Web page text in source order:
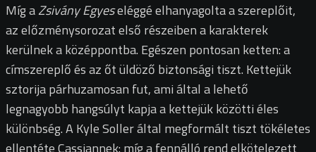
Míg aZsivány Egyeseléggé elhanyagolta a szereplőit,
az előzménysorozat első részeiben a karakterek
kerülnek a középpontba. Egészen pontosan ketten: a
címszereplő és az őt üldöző biztonsági tiszt. Kettejük
sztorija párhuzamosan fut, ami által a lehető
legnagyobb hangsúlyt kapja a kettejük közötti éles
különbség. A Kyle Soller által megformált tiszt tökéletes